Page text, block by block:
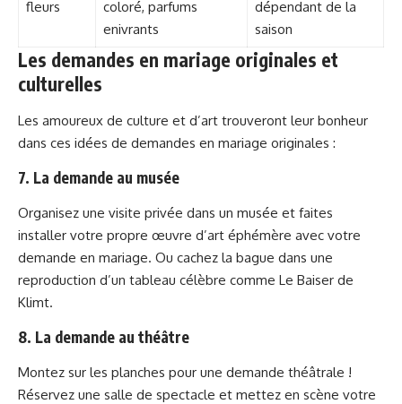
fleurs
coloré, parfums
enivrants
dépendant de la
saison
Les demandes en mariage originales et
culturelles
Les amoureux de culture et d’art trouveront leur bonheur
dans ces idées de demandes en mariage originales :
7. La demande au musée
Organisez une visite privée dans un musée et faites
installer votre propre œuvre d’art éphémère avec votre
demande en mariage. Ou cachez la bague dans une
reproduction d’un tableau célèbre comme Le Baiser de
Klimt.
8. La demande au théâtre
Montez sur les planches pour une demande théâtrale !
Réservez une salle de spectacle et mettez en scène votre